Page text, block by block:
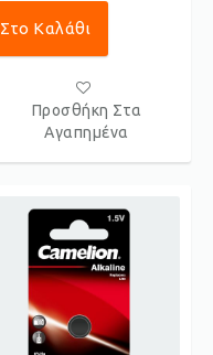
Στο Καλάθι
Προσθήκη Στα
Αγαπημένα